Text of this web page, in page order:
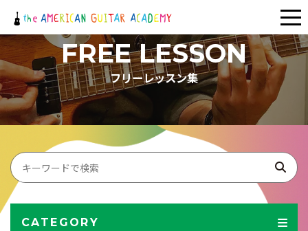
FREE LESSON
フリーレッスン集
CATEGORY
メ
ニ
ュ
ー